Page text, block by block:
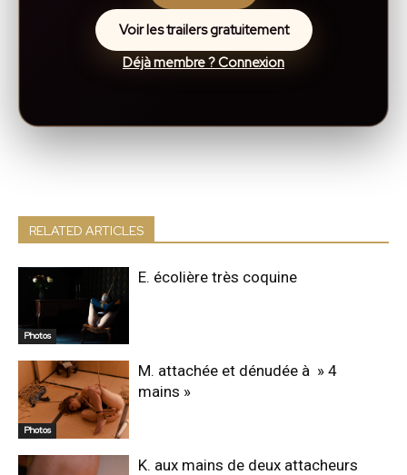
Voir les trailers gratuitement
Déjà membre ? Connexion
RELATED ARTICLES
Photos
E. écolière très coquine
Photos
M. attachée et dénudée à » 4
mains »
K. aux mains de deux attacheurs